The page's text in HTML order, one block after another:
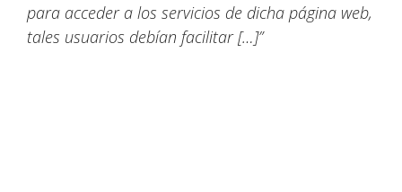
para acceder a los servicios de dicha página web,
tales usuarios debían facilitar […]”